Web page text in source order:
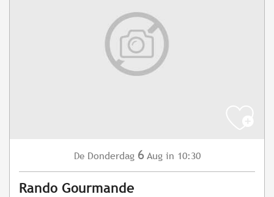
De Donderdag 6 Aug in 10:30
Rando Gourmande